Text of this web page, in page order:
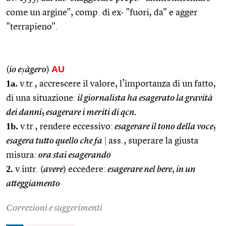
come un argine", comp. di ex- "fuori, da" e agger
"terrapieno".
(io eṣàgero) AU
1a. v.tr., accrescere il valore, l’importanza di un fatto,
di una situazione: il giornalista ha esagerato la gravità
dei danni; esagerare i meriti di qcn.
1b. v.tr., rendere eccessivo: esagerare il tono della voce;
esagera tutto quello che fa
ass., superare la giusta
misura: ora stai esagerando
2. v.intr. (avere) eccedere: esagerare nel bere, in un
atteggiamento
Correzioni e suggerimenti